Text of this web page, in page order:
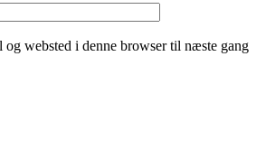
og websted i denne browser til næste gang